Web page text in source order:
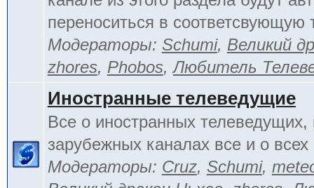
переноситься в соответсвующую
Модераторы: Schumi, Великий
zhores, Phobos,Любитель
Иностранные телеведущие
Все о иностранных телеведущих,
зарубежных каналах все и о всех
Модераторы: Cruz, Schumi,